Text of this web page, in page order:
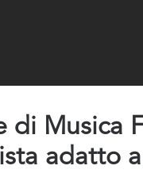
di Musica
adatto